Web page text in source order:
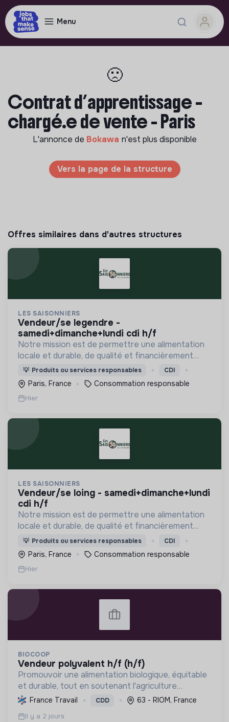
Menu
🙁
Contrat d’apprentissage –
chargé.e de vente - Paris
L'annonce de Bokawa n'est plus disponible
Vers la page de la structure
Offres similaires dans d'autres structures
LES SAISONNIERS
vendeur/se legendre -
samedi+dimanche+lundi cdi h/f
Notre mission est de permettre une alimentation
locale et durable, de qualité et financièrement
abordable.
💡 Produits ou services responsables CDI
Paris, France Consommation responsable
Hier
LES SAISONNIERS
vendeur/se loing - samedi+dimanche+lundi
cdi h/f
Notre mission est de permettre une alimentation
locale et durable, de qualité et financièrement
abordable.
💡 Produits ou services responsables CDI
Paris, France Consommation responsable
Hier
BIOCOOP
vendeur polyvalent h/f (h/f)
Promouvoir une alimentation biologique, équitable
et durable, tout en soutenant l'agriculture
paysanne, en réduisant les déchets et en agissant
pour une société plus juste et solidaire.
France Travail CDD 63 - RIOM, France
Il y a 2 jours